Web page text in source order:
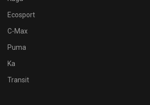
Ecosport
C-Max
Puma
Ka
Transit